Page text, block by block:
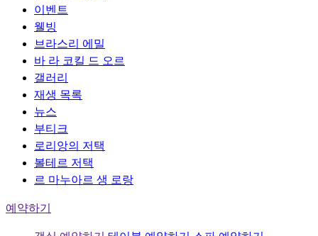
이벤트
웰빙
브라스리 에밀
바 라 코킬 드 오르
갤러리
재생 목록
뉴스
부티크
로리앙의 저택
볼테르 저택
르 마누아르 생 로랑
예약하기